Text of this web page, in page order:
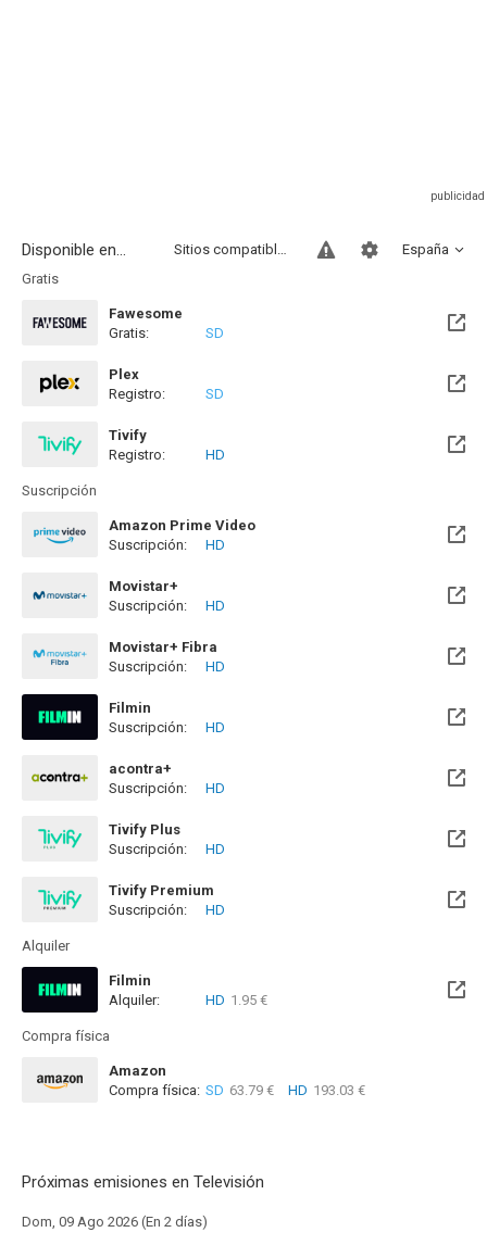
Disponible en... España
Sitios compatibles
Gratis
Fawesome
Gratis:
SD
Plex
Registro:
SD
Tivify
Disponible hasta el Lun, 28 Oct 2030 (Quedan 4 años)
Registro: HD
Suscripción
Amazon Prime Video
Suscripción:
HD
Movistar+
Disponible hasta el Lun, 31 May 2027 (Quedan 9 meses)
Suscripción: HD
Movistar+ Fibra
Disponible hasta el Lun, 31 May 2027 (Quedan 9 meses)
Suscripción: HD
Filmin
Disponible hasta el Vie, 18 Jun 2027 (Quedan 10 meses)
Suscripción: HD
acontra+
Suscripción:
HD
Tivify Plus
Disponible hasta el Lun, 28 Oct 2030 (Quedan 4 años)
Suscripción: HD
Tivify Premium
Disponible hasta el Lun, 28 Oct 2030 (Quedan 4 años)
Suscripción: HD
Alquiler
Filmin
Disponible hasta el Vie, 18 Jun 2027 (Quedan 10 meses)
Alquiler: HD 1.95 €
Compra física
Amazon
Compra física: SD 63.79 € HD 193.03 €
Próximas emisiones en Televisión
Dom, 09 Ago 2026 (En 2 días)